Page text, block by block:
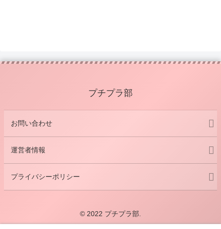
プチプラ部
お問い合わせ
運営者情報
プライバシーポリシー
© 2022 プチプラ部.